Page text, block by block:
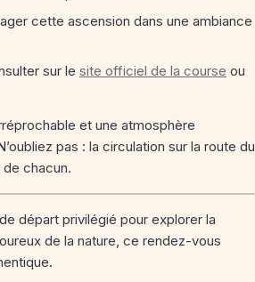
cette ascension dans une ambiance
sur le site officiel de la course ou
et une atmosphère
pas : la circulation sur la route du
chacun.
départ privilégié pour explorer la
de la nature, ce rendez-vous